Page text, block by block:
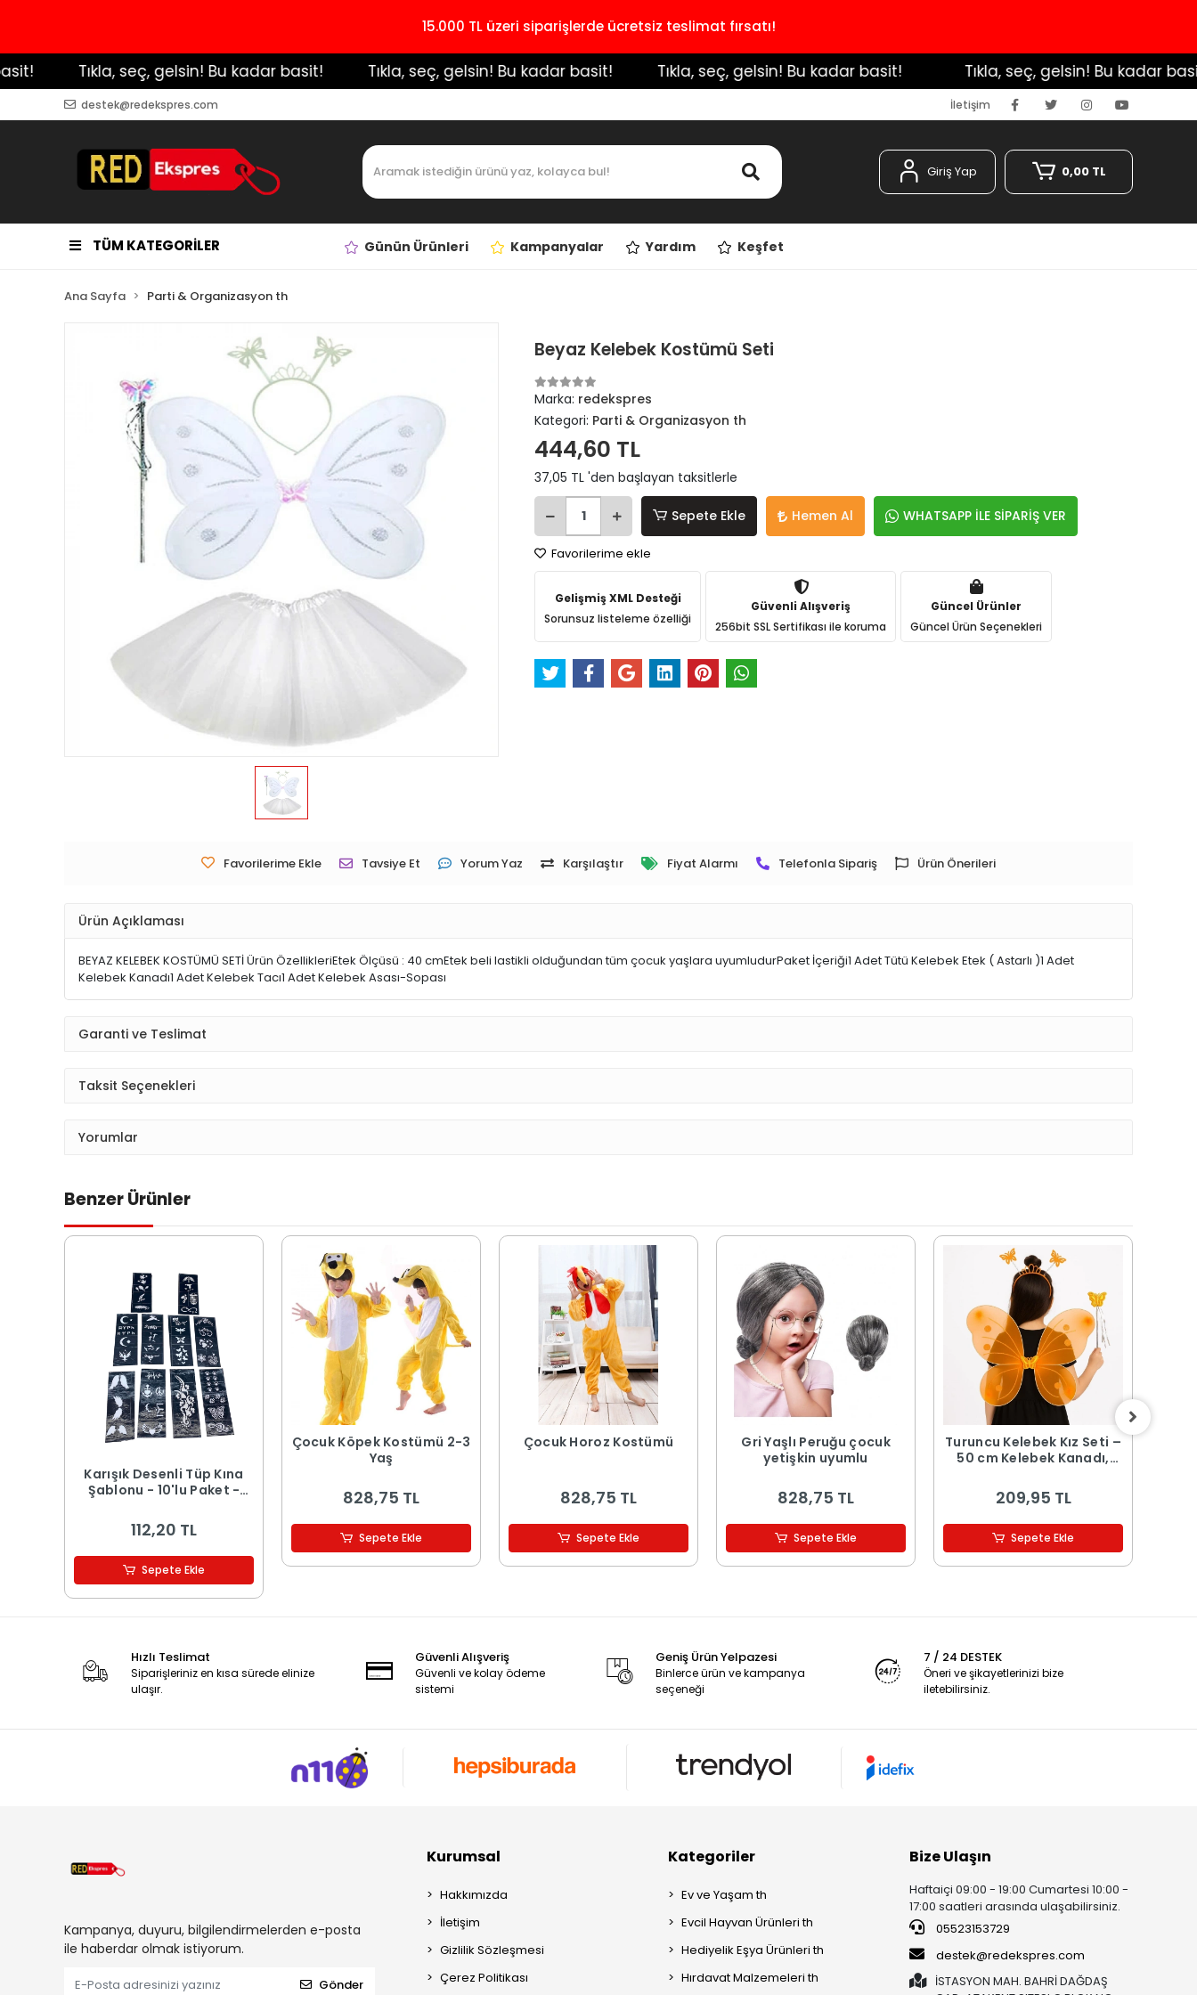
15.000 TL üzeri siparişlerde ücretsiz teslimat fırsatı!
️ Tıkla, seç, gelsin! Bu kadar basit! ️ Tıkla, seç, gelsin! Bu kadar basit! ️ Tıkla, seç, gelsin! Bu kadar basit! ️ Tıkla, seç, gelsin! Bu kadar basit!
destek@redekspres.com İletişim
Giriş Yap 0,00 TL
TÜM KATEGORİLER Günün Ürünleri Kampanyalar Yardım Keşfet
Ana Sayfa Parti & Organizasyon th
Beyaz Kelebek Kostümü Seti
Marka: redekspres
Kategori: Parti & Organizasyon th
444,60 TL
37,05 TL 'den başlayan taksitlerle
Sepete Ekle Hemen Al WHATSAPP İLE SİPARİŞ VER
Favorilerime ekle
Gelişmiş XML Desteği
Sorunsuz listeleme özelliği
Güvenli Alışveriş
256bit SSL Sertifikası ile koruma
Güncel Ürünler
Güncel Ürün Seçenekleri
Favorilerime Ekle Tavsiye Et Yorum Yaz Karşılaştır Fiyat Alarmı Telefonla Sipariş Ürün Önerileri
Ürün Açıklaması
BEYAZ KELEBEK KOSTÜMÜ SETİ Ürün ÖzellikleriEtek Ölçüsü : 40 cmEtek beli lastikli olduğundan tüm çocuk yaşlara uyumludurPaket İçeriği1 Adet Tütü Kelebek Etek ( Astarlı )1 Adet
Kelebek Kanadı1 Adet Kelebek Tacı1 Adet Kelebek Asası-Sopası
Garanti ve Teslimat
Taksit Seçenekleri
Yorumlar
Benzer Ürünler
Karışık Desenli Tüp Kına
Şablonu - 10'lu Paket -
112,20 TL
Sepete Ekle
Çocuk Köpek Kostümü 2-3
Yaş
828,75 TL
Sepete Ekle
Çocuk Horoz Kostümü
828,75 TL
Sepete Ekle
Gri Yaşlı Peruğu çocuk
yetişkin uyumlu
828,75 TL
Sepete Ekle
Turuncu Kelebek Kız Seti –
50 cm Kelebek Kanadı,
209,95 TL
Sepete Ekle
Hızlı Teslimat
Siparişleriniz en kısa sürede elinize
ulaşır.
Güvenli Alışveriş
Güvenli ve kolay ödeme
sistemi
Geniş Ürün Yelpazesi
Binlerce ürün ve kampanya
seçeneği
7 / 24 DESTEK
Öneri ve şikayetlerinizi bize
iletebilirsiniz.
Kampanya, duyuru, bilgilendirmelerden e-posta
ile haberdar olmak istiyorum.
Gönder
Kurumsal
Hakkımızda
İletişim
Gizlilik Sözleşmesi
Çerez Politikası
Kategoriler
Ev ve Yaşam th
Evcil Hayvan Ürünleri th
Hediyelik Eşya Ürünleri th
Hırdavat Malzemeleri th
Bize Ulaşın
Haftaiçi 09:00 - 19:00 Cumartesi 10:00 -
17:00 saatleri arasında ulaşabilirsiniz.
05523153729
destek@redekspres.com
İSTASYON MAH. BAHRİ DAĞDAŞ